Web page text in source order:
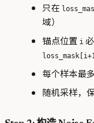
只在
域）
锚点位置 i
每个样本最
随机采样，